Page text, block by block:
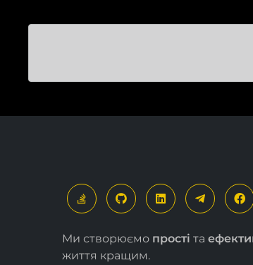
Ми створюємо прості та
життя кращим.